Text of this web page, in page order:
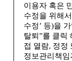
이용자 혹은
수정을 위해
수정’ 등)을
탈퇴”를 클릭
접 열람, 정정
정보관리책임